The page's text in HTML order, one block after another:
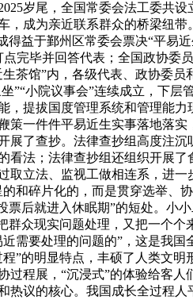
岁尾，全国常委会法工委共
成为亲近联系群众的桥梁纽
益于鄞州区常委会票决“平易
完毕并回答代表；全国政协
茶馆”内，各级代表、政协委
”“小院议事会”连续成立，下
，提拔国度管理系统和管理
一件件平易近生实事落地落
展了查抄。法律查抄组高度注
法；法律查抄组还组织开展
立法、监视工做相连系，进
和碎片化的，而是贯穿选举
后就进入休眠期”的短处。
众现实问题处理，又把一个
需要处理的问题的”，这是我
的明显特点，丰硕了人类文
程展，“沉浸式”的体验给客
热议的核心。我国成长全过程